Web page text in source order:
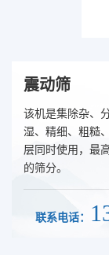
震动筛
该机是集除杂、
湿、精细、粗糙
层同时使用，最
的筛分。
联系电话：